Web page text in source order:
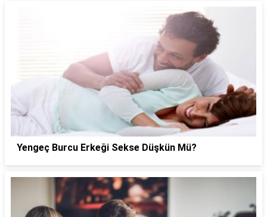
Yengeç Burcu Erkeği Sekse Düşkün Mü?